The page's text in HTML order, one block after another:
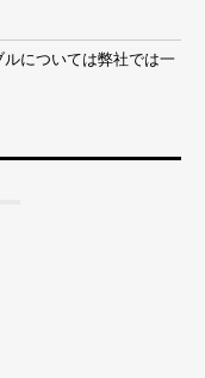
については弊社では一